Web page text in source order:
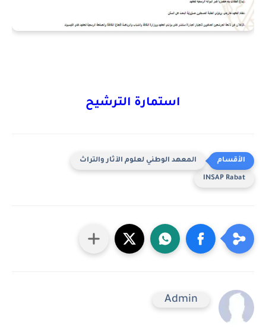
استمارة الترشيح
المعهد الوطني لعلوم الآثار والتراث
INSAP Rabat
Admin